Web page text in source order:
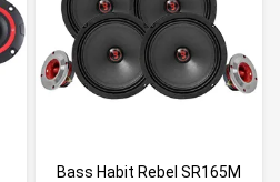
Bass Habit Rebel SR165M